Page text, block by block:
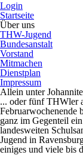
Login
Startseite
Über uns
THW-Jugend
Bundesanstalt
Vorstand
Mitmachen
Dienstplan
Impressum
Allein unter
... oder fünf THWler
Februarwochenende
ganz im Gegenteil
landesweiten
Jugend in
einiges und viele bis